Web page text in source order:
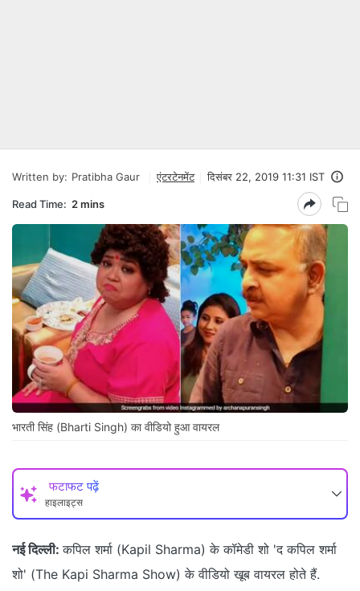
Written by: Pratibha Gaur एंटरटेनमेंट दिसंबर 22, 2019 11:31 IST
Read Time: 2 mins
भारती सिंह (Bharti Singh) का वीडियो हुआ वायरल
फटाफट पढ़ें
हाइलाइट्स
नई दिल्ली: कपिल शर्मा (Kapil Sharma) के कॉमेडी शो 'द कपिल शर्मा
शो' (The Kapi Sharma Show) के वीडियो खूब वायरल होते हैं.